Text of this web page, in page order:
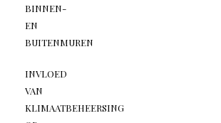
BINNEN-
EN
BUITENMUREN
INVLOED
VAN
KLIMAATBEHEERSING